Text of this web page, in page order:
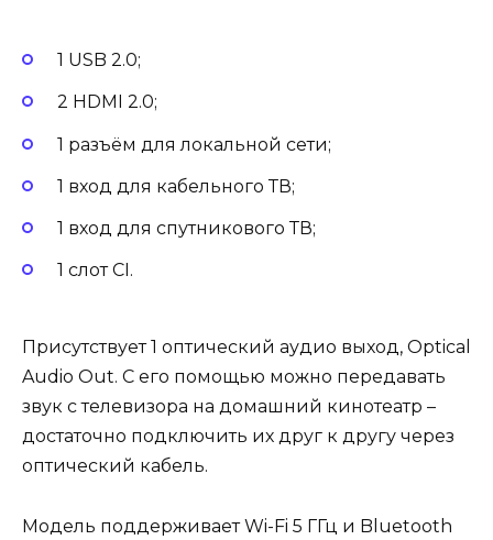
1 USB 2.0;
2 HDMI 2.0;
1 разъём для локальной сети;
1 вход для кабельного ТВ;
1 вход для спутникового ТВ;
1 слот CI.
Присутствует 1 оптический аудио выход, Optical
Audio Out. С его помощью можно передавать
звук с телевизора на домашний кинотеатр –
достаточно подключить их друг к другу через
оптический кабель.
Модель поддерживает Wi-Fi 5 ГГц и Bluetooth